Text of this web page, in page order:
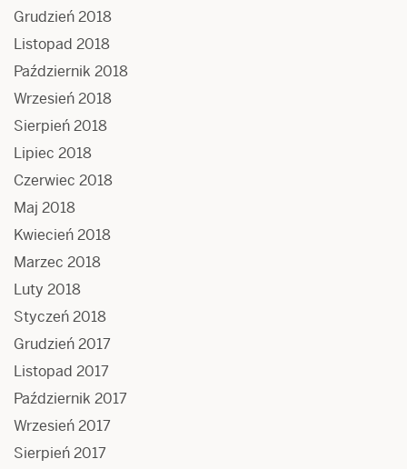
Grudzień 2018
Listopad 2018
Październik 2018
Wrzesień 2018
Sierpień 2018
Lipiec 2018
Czerwiec 2018
Maj 2018
Kwiecień 2018
Marzec 2018
Luty 2018
Styczeń 2018
Grudzień 2017
Listopad 2017
Październik 2017
Wrzesień 2017
Sierpień 2017